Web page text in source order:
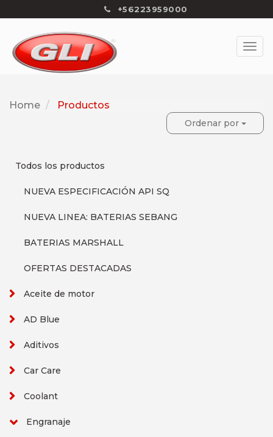
+56223959000
Home Productos
Ordenar por
Todos los productos
NUEVA ESPECIFICACIÓN API SQ
NUEVA LINEA: BATERIAS SEBANG
BATERIAS MARSHALL
OFERTAS DESTACADAS
Aceite de motor
AD Blue
Aditivos
Car Care
Coolant
Engranaje